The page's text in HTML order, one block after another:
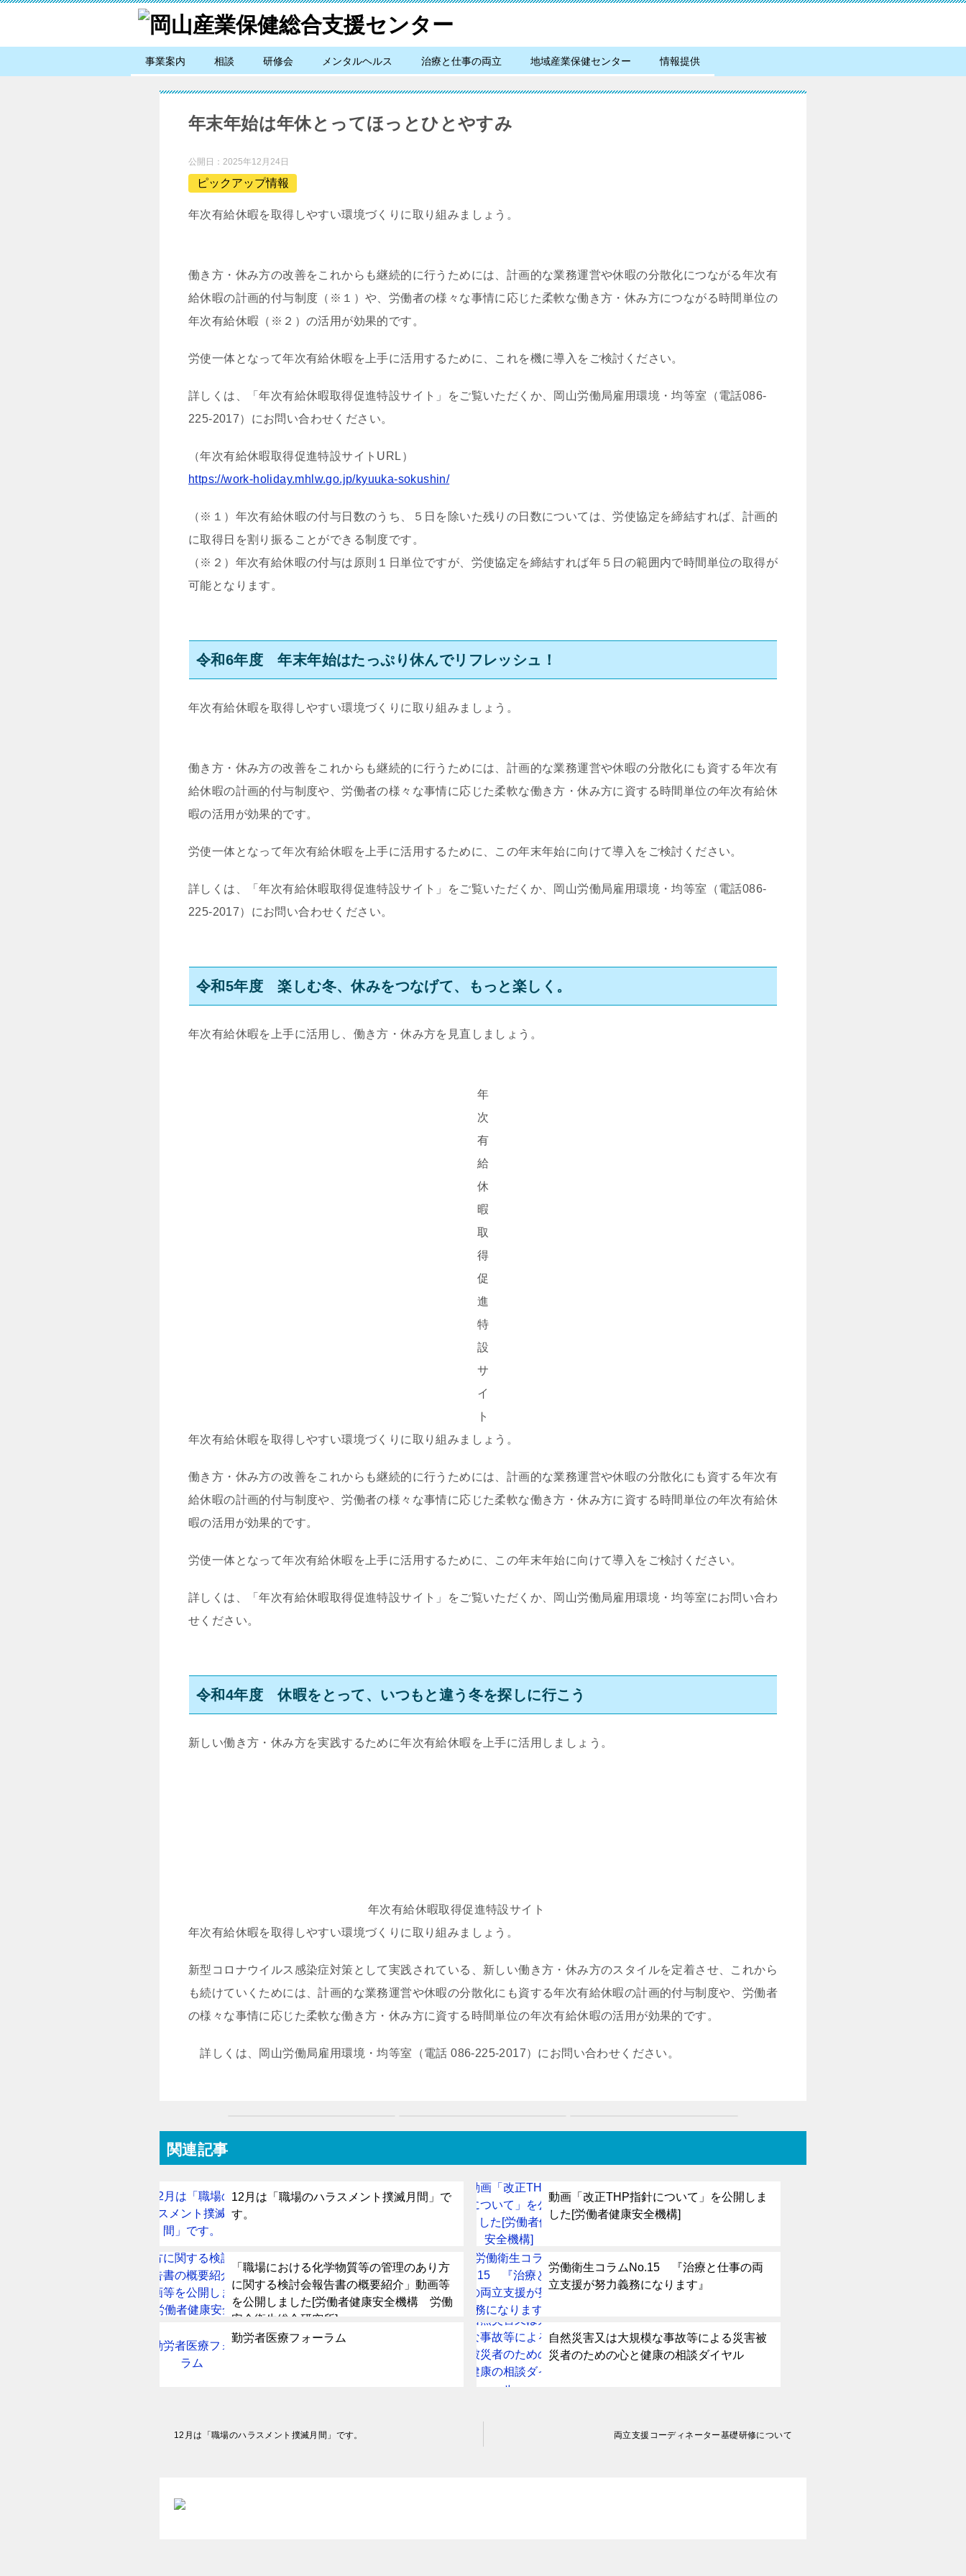
事業案内 相談 研修会 メンタルヘルス 治療と仕事の両立 地域産業保健センター 情報提供
年末年始は年休とってほっとひとやすみ
公開日： 2025年12月24日
ピックアップ情報
年次有給休暇を取得しやすい環境づくりに取り組みましょう。
働き方・休み方の改善をこれからも継続的に行うためには、計画的な業務運営や休暇の分散化につながる年次有
給休暇の計画的付与制度（※１）や、労働者の様々な事情に応じた柔軟な働き方・休み方につながる時間単位の
年次有給休暇（※２）の活用が効果的です。
労使一体となって年次有給休暇を上手に活用するために、これを機に導入をご検討ください。
詳しくは、「年次有給休暇取得促進特設サイト」をご覧いただくか、岡山労働局雇用環境・均等室（電話086-
225-2017）にお問い合わせください。
（年次有給休暇取得促進特設サイトURL）
https://work-holiday.mhlw.go.jp/kyuuka-sokushin/
（※１）年次有給休暇の付与日数のうち、５日を除いた残りの日数については、労使協定を締結すれば、計画的
に取得日を割り振ることができる制度です。
（※２）年次有給休暇の付与は原則１日単位ですが、労使協定を締結すれば年５日の範囲内で時間単位の取得が
可能となります。
令和6年度 年末年始はたっぷり休んでリフレッシュ！
年次有給休暇を取得しやすい環境づくりに取り組みましょう。
働き方・休み方の改善をこれからも継続的に行うためには、計画的な業務運営や休暇の分散化にも資する年次有
給休暇の計画的付与制度や、労働者の様々な事情に応じた柔軟な働き方・休み方に資する時間単位の年次有給休
暇の活用が効果的です。
労使一体となって年次有給休暇を上手に活用するために、この年末年始に向けて導入をご検討ください。
詳しくは、「年次有給休暇取得促進特設サイト」をご覧いただくか、岡山労働局雇用環境・均等室（電話086-
225-2017）にお問い合わせください。
令和5年度 楽しむ冬、休みをつなげて、もっと楽しく。
年次有給休暇を上手に活用し、働き方・休み方を見直しましょう。
年
次
有
給
休
暇
取
得
促
進
特
設
サ
イ
ト
年次有給休暇を取得しやすい環境づくりに取り組みましょう。
働き方・休み方の改善をこれからも継続的に行うためには、計画的な業務運営や休暇の分散化にも資する年次有
給休暇の計画的付与制度や、労働者の様々な事情に応じた柔軟な働き方・休み方に資する時間単位の年次有給休
暇の活用が効果的です。
労使一体となって年次有給休暇を上手に活用するために、この年末年始に向けて導入をご検討ください。
詳しくは、「年次有給休暇取得促進特設サイト」をご覧いただくか、岡山労働局雇用環境・均等室にお問い合わ
せください。
令和4年度 休暇をとって、いつもと違う冬を探しに行こう
新しい働き方・休み方を実践するために年次有給休暇を上手に活用しましょう。
年次有給休暇取得促進特設サイト
年次有給休暇を取得しやすい環境づくりに取り組みましょう。
新型コロナウイルス感染症対策として実践されている、新しい働き方・休み方のスタイルを定着させ、これから
も続けていくためには、計画的な業務運営や休暇の分散化にも資する年次有給休暇の計画的付与制度や、労働者
の様々な事情に応じた柔軟な働き方・休み方に資する時間単位の年次有給休暇の活用が効果的です。
詳しくは、岡山労働局雇用環境・均等室（電話 086-225-2017）にお問い合わせください。
関連記事
12月は「職場のハラスメント撲滅月間」で
す。
動画「改正THP指針について」を公開しま
した[労働者健康安全機構]
「職場における化学物質等の管理のあり方
に関する検討会報告書の概要紹介」動画等
を公開しました[労働者健康安全機構 労働
安全衛生総合研究所]
労働衛生コラムNo.15 『治療と仕事の両
立支援が努力義務になります』
勤労者医療フォーラム
自然災害又は大規模な事故等による災害被
災者のための心と健康の相談ダイヤル
ビ
12月は「職場のハラスメント撲滅月間」です。 両立支援コーディネーター基礎研修について